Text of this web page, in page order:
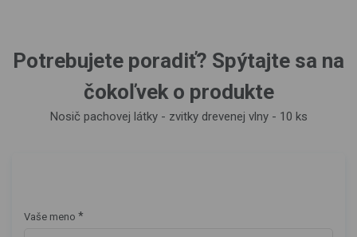
Potrebujete poradiť? Spýtajte sa na
čokoľvek o produkte
Nosič pachovej látky - zvitky drevenej vlny - 10 ks
Vaše meno *